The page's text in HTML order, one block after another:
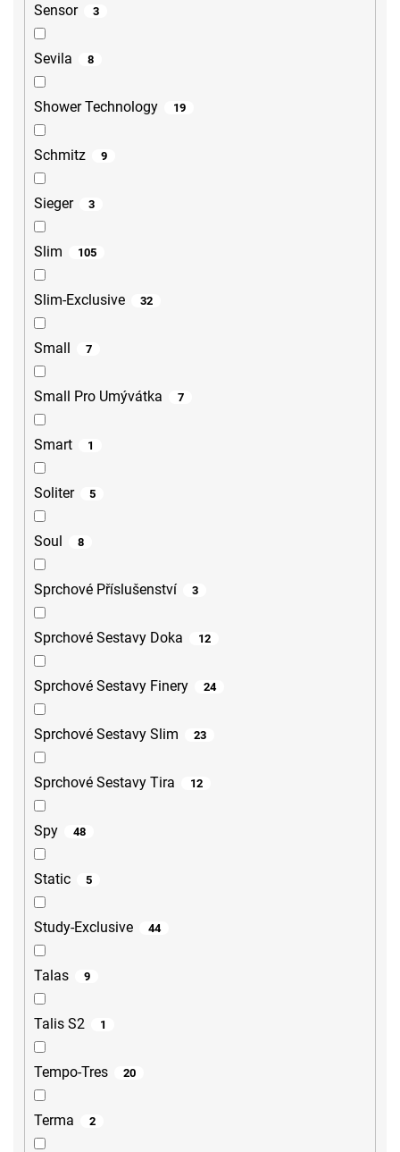
Sensor 3
Sevila 8
Shower Technology 19
Schmitz 9
Sieger 3
Slim 105
Slim-Exclusive 32
Small 7
Small Pro Umývátka 7
Smart 1
Soliter 5
Soul 8
Sprchové Příslušenství 3
Sprchové Sestavy Doka 12
Sprchové Sestavy Finery 24
Sprchové Sestavy Slim 23
Sprchové Sestavy Tira 12
Spy 48
Static 5
Study-Exclusive 44
Talas 9
Talis S2 1
Tempo-Tres 20
Terma 2